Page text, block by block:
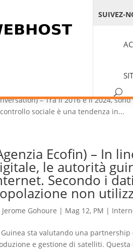
SUIVEZ-
Africa le
un nuovo libro ne
Africa le interruzioni di internet sono
– Tra il 2016 e il 2024,
sociale è una tendenza in...
Ecofin) – In
le autorità
Secondo i
non
Jerome Gohoure | Mag 12, PM |
Guinea sta valutando una
e gestione di satelliti.